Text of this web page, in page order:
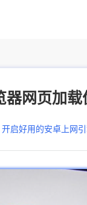
器网页加
开启好用的安卓上网